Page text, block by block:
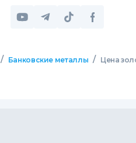
/ Банковские металлы /
Цена